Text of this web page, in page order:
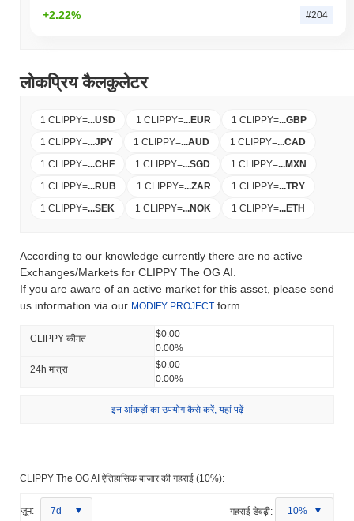
+2.22% #204
लोकप्रिय कैलकुलेटर
1 CLIPPY=...USD 1 CLIPPY=...EUR 1 CLIPPY=...GBP
1 CLIPPY=...JPY 1 CLIPPY=...AUD 1 CLIPPY=...CAD
1 CLIPPY=...CHF 1 CLIPPY=...SGD 1 CLIPPY=...MXN
1 CLIPPY=...RUB 1 CLIPPY=...ZAR 1 CLIPPY=...TRY
1 CLIPPY=...SEK 1 CLIPPY=...NOK 1 CLIPPY=...ETH
According to our knowledge currently there are no active
Exchanges/Markets for CLIPPY The OG AI.
If you are aware of an active market for this asset, please send
us information via our MODIFY PROJECT form.
CLIPPY कीमत
$0.00
0.00%
24h मात्रा
$0.00
0.00%
इन आंकड़ों का उपयोग कैसे करें, यहां पढ़ें
CLIPPY The OG AI ऐतिहासिक बाजार की गहराई (10%):
ज़ूम: 7d गहराई डेवढ़ी: 10%